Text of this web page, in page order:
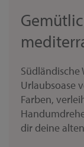
Südländische
Urlaubsoase
Farben,
dir deine